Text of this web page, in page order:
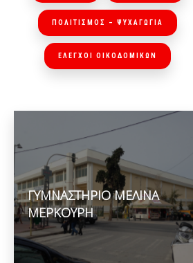
ΠΟΛΙΤΙΣΜΟΣ – ΨΥΧΑΓΩΓΙΑ
ΕΛΕΓΧΟΙ ΟΙΚΟΔΟΜΙΚΩΝ
ΓΥΜΝΑΣΤΗΡΙΟ ΜΕΛΙΝΑ
ΜΕΡΚΟΥΡΗ